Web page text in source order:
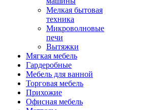
Мелкая бытовая
техника
Микроволновые
печи
Вытяжки
Мягкая мебель
Гардеробные
Мебель для ванной
Торговая мебель
Прихожие
Офисная мебель